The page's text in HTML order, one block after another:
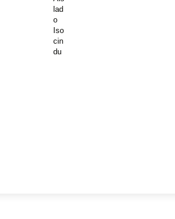
lad
o
Iso
cin
du